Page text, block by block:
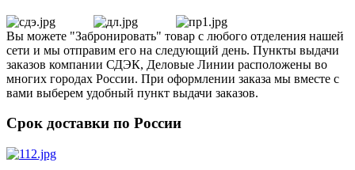
Вы можете "Забронировать" товар с любого отделения нашей
сети и мы отправим его на следующий день. Пункты выдачи
заказов компании СДЭК, Деловые Линии расположены во
многих городах России. При оформлении заказа мы вместе с
вами выберем удобный пункт выдачи заказов.
Срок доставки по России